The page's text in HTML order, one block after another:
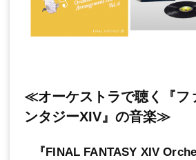
≪オーケストラで聴く『フ
ンタジーXIV』の音楽≫
『FINAL FANTASY XIV